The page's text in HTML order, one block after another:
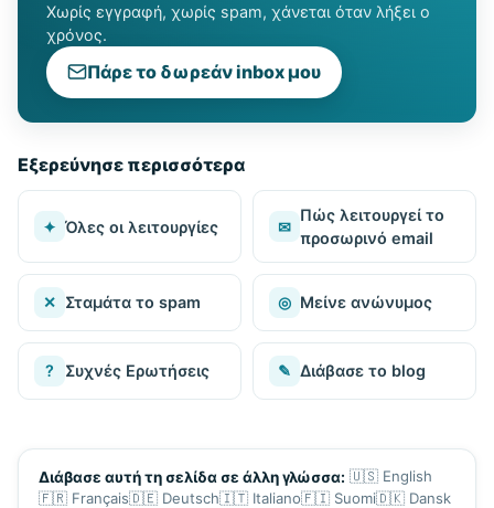
Χωρίς εγγραφή, χωρίς spam, χάνεται όταν λήξει ο
χρόνος.
Πάρε το δωρεάν inbox μου
Εξερεύνησε περισσότερα
✦ Όλες οι λειτουργίες ✉
Πώς λειτουργεί το
προσωρινό email
✕ Σταμάτα το spam ◎ Μείνε ανώνυμος
? Συχνές Ερωτήσεις ✎ Διάβασε το blog
Διάβασε αυτή τη σελίδα σε άλλη γλώσσα: 🇺🇸 English
🇫🇷 Français🇩🇪 Deutsch🇮🇹 Italiano🇫🇮 Suomi🇩🇰 Dansk